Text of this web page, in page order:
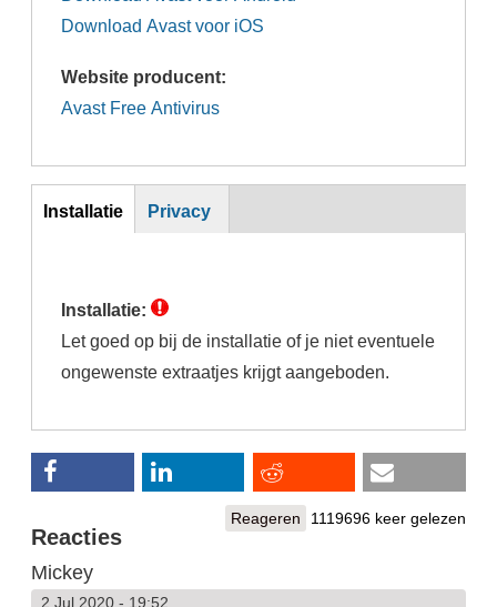
Download Avast voor iOS
Website producent:
Avast Free Antivirus
Inst
Installatie
Privacy
Installatie:
Let goed op bij de installatie of je niet eventuele
ongewenste extraatjes krijgt aangeboden.
Reageren 1119696 keer gelezen
Reacties
Mickey
2 Jul 2020 - 19:52